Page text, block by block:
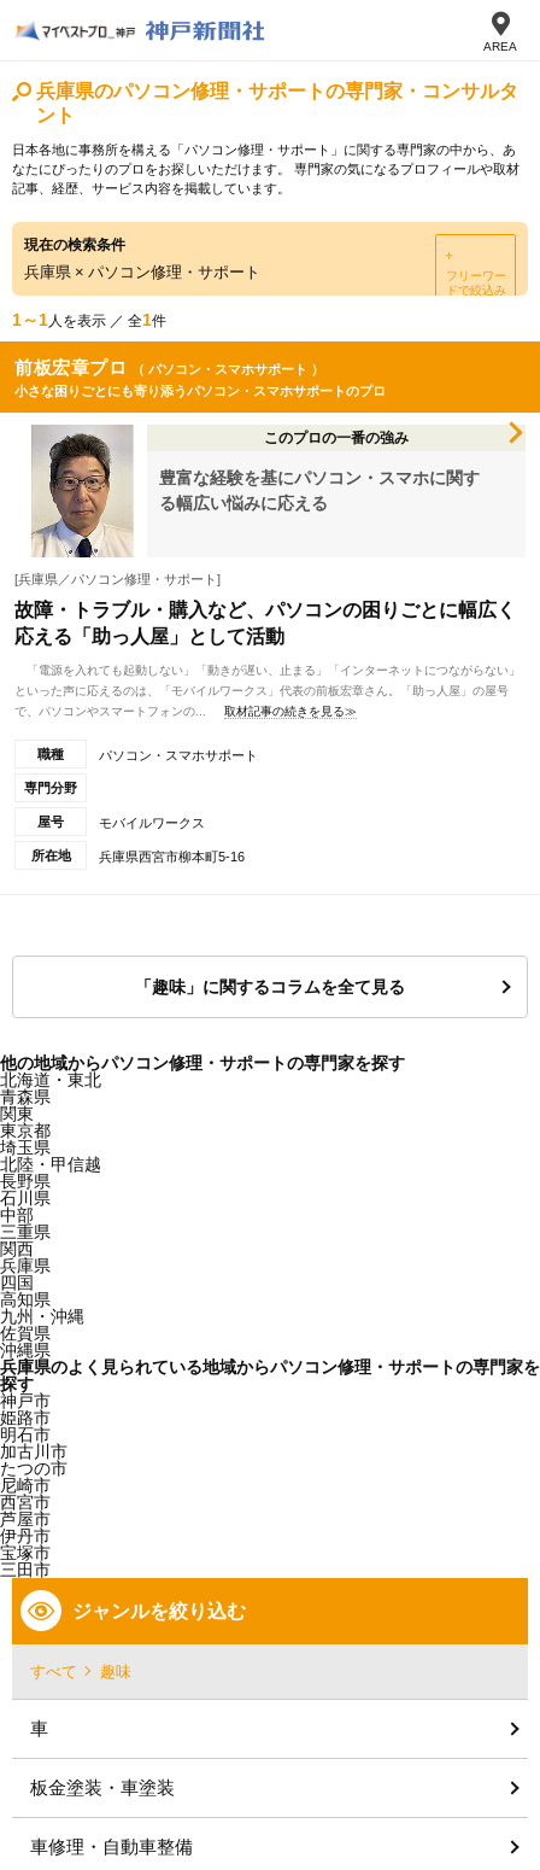
AREA
兵庫県のパソコン修理・サポートの専門家・コンサルタ
ント
日本各地に事務所を構える「パソコン修理・サポート」に関する専門家の中から、あ
なたにぴったりのプロをお探しいただけます。 専門家の気になるプロフィールや取材
記事、経歴、サービス内容を掲載しています。
現在の検索条件
兵庫県 × パソコン修理・サポート
＋
フリーワー
ドで絞込み
1～1人を表示 ／ 全1件
前板宏章プロ
（ パソコン・スマホサポート ）
小さな困りごとにも寄り添うパソコン・スマホサポートのプロ
このプロの一番の強み
豊富な経験を基にパソコン・スマホに関す
る幅広い悩みに応える
[兵庫県／パソコン修理・サポート]
故障・トラブル・購入など、パソコンの困りごとに幅広く
応える「助っ人屋」として活動
「電源を入れても起動しない」「動きが遅い、止まる」「インターネットにつながらない」
といった声に応えるのは、「モバイルワークス」代表の前板宏章さん。「助っ人屋」の屋号
で、パソコンやスマートフォンの...
取材記事の続きを見る≫
職種 パソコン・スマホサポート
専門分野
屋号 モバイルワークス
所在地 兵庫県西宮市柳本町5-16
「趣味」に関するコラムを全て見る
他の地域からパソコン修理・サポートの専門家を探す
北海道・東北
青森県
関東
東京都
埼玉県
北陸・甲信越
長野県
石川県
中部
三重県
関西
兵庫県
四国
高知県
九州・沖縄
佐賀県
沖縄県
兵庫県のよく見られている地域からパソコン修理・サポートの専門家を
探す
神戸市
姫路市
明石市
加古川市
たつの市
尼崎市
西宮市
芦屋市
伊丹市
宝塚市
三田市
ジャンルを絞り込む
すべて 趣味
車
板金塗装・車塗装
車修理・自動車整備